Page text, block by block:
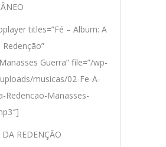
titles=”Fé – Album: A
Redenção”
Guerra” file=”/wp-
musicas/02-Fe-A-
Redencao-Manasses-
DA REDENÇÃO